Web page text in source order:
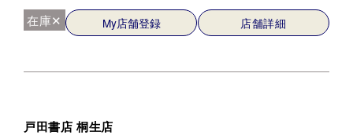
在庫✕ My店舗登録 店舗詳細
戸田書店 桐生店